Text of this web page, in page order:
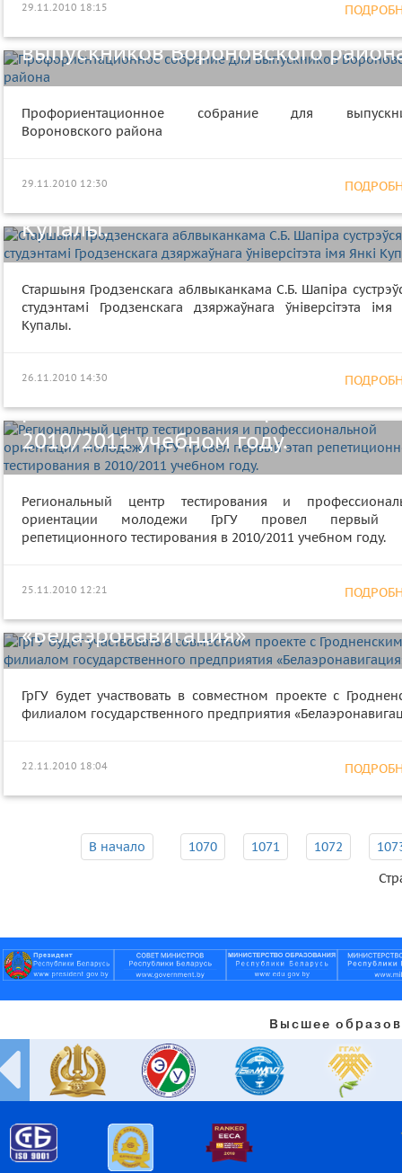
29.11.2010 18:15
Профориентационное собрание
выпускников Вороновского
Профориентационное собрание для
Вороновского района
29.11.2010 12:30
Старшыня Гродзенскага
аблвыканкама С.Б. Шапіра
дзяржаўнага ўніверсітэта імя Янкі
Купалы.
Старшыня Гродзенскага аблвыканкама С.Б. Шапіра
студэнтамі Гродзенскага дзяржаўнага ўніверсітэта імя
Купалы.
26.11.2010 14:30
Региональный центр
молодежи ГрГУ провел первый
репетиционного тестирования в
2010/2011 учебном году.
Региональный центр тестирования и
ориентации молодежи ГрГУ провел первый
репетиционного тестирования в 2010/2011 учебном году.
25.11.2010 12:21
ГрГУ будет участвовать в
государственного предприятия
«Белаэронавигация»
ГрГУ будет участвовать в совместном проекте с
филиалом государственного предприятия
22.11.2010 18:04
В начало 1070 1071 1072
Высшее